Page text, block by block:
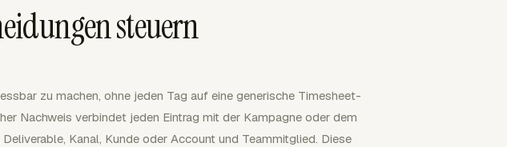
steuern
zu machen, ohne jeden Tag auf eine generische Timesheet-
Nachweis verbindet jeden Eintrag mit der Kampagne oder dem
Kanal, Kunde oder Account und Teammitglied. Diese